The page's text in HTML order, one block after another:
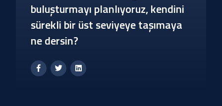
buluşturmayı planlıyoruz, kendini
sürekli bir üst seviyeye taşımaya
ne dersin?